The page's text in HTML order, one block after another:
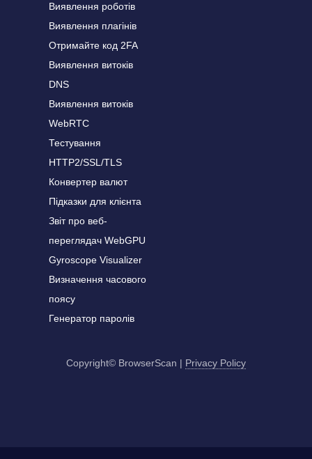
Виявлення роботів
Виявлення плагінів
Отримайте код 2FA
Виявлення витоків
DNS
Виявлення витоків
WebRTC
Тестування
HTTP2/SSL/TLS
Конвертер валют
Підказки для клієнта
Звіт про веб-
переглядач WebGPU
Gyroscope Visualizer
Визначення часового
поясу
Генератор паролів
Copyright© BrowserScan | Privacy Policy